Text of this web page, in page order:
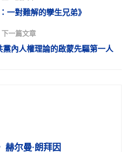
一對難解的孿生兄弟》
下一篇文章
內人權理論的啟蒙先驅第一人
赫尔曼·朗拜因